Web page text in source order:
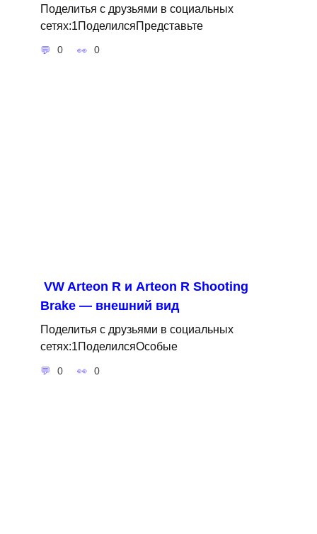
Поделитья с друзьями в социальных
сетях:1ПоделилсяПредставьте
0 0
VW Arteon R и Arteon R Shooting
Brake — внешний вид
Поделитья с друзьями в социальных
сетях:1ПоделилсяОсобые
0 0